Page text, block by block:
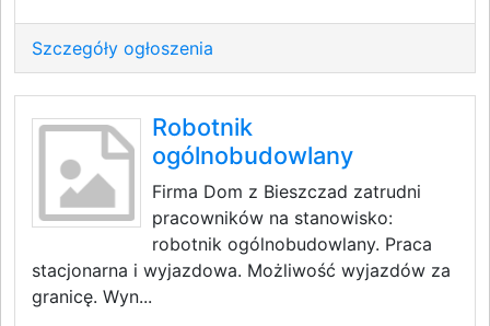
Szczegóły ogłoszenia
Robotnik
ogólnobudowlany
Firma Dom z Bieszczad zatrudni
pracowników na stanowisko:
robotnik ogólnobudowlany. Praca
stacjonarna i wyjazdowa. Możliwość wyjazdów za
granicę. Wyn...